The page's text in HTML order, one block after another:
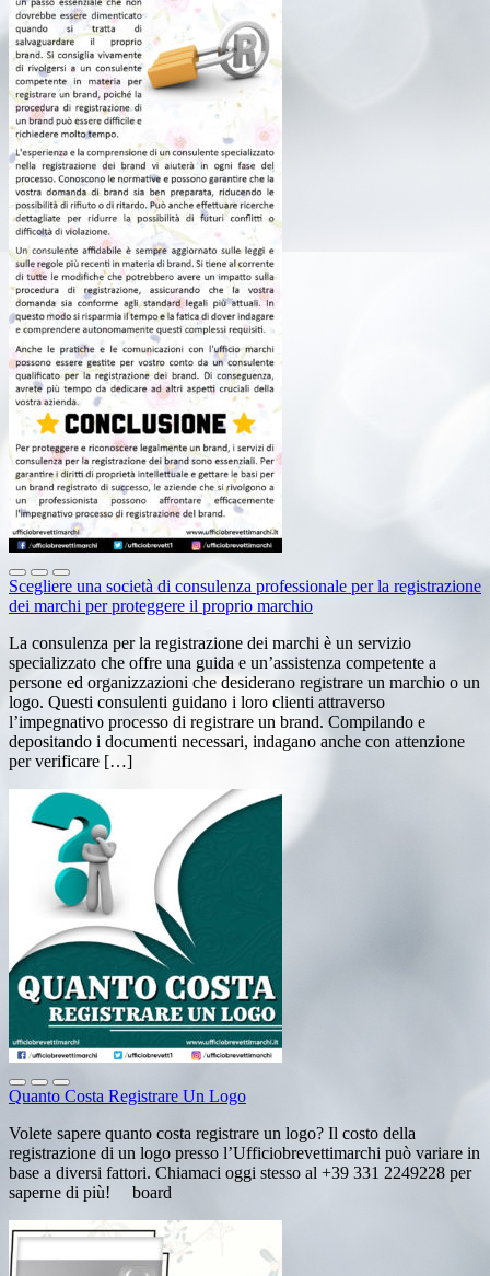
Scegliere una società di consulenza professionale per la registrazione
dei marchi per proteggere il proprio marchio
La consulenza per la registrazione dei marchi è un servizio
specializzato che offre una guida e un’assistenza competente a
persone ed organizzazioni che desiderano registrare un marchio o un
logo. Questi consulenti guidano i loro clienti attraverso
l’impegnativo processo di registrare un brand. Compilando e
depositando i documenti necessari, indagano anche con attenzione
per verificare […]
Quanto Costa Registrare Un Logo
Volete sapere quanto costa registrare un logo? Il costo della
registrazione di un logo presso l’Ufficiobrevettimarchi può variare in
base a diversi fattori. Chiamaci oggi stesso al +39 331 2249228 per
saperne di più! board